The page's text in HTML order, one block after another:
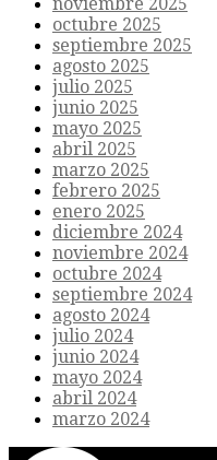
octubre 2025
septiembre 2025
agosto 2025
julio 2025
junio 2025
mayo 2025
abril 2025
marzo 2025
febrero 2025
enero 2025
diciembre 2024
noviembre 2024
octubre 2024
septiembre 2024
agosto 2024
julio 2024
junio 2024
mayo 2024
abril 2024
marzo 2024